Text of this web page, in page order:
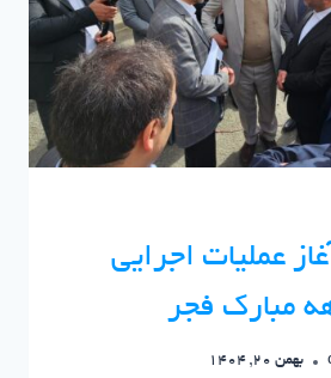
عملیات اجرایی
مبارک فجر
بهمن 20, 1404